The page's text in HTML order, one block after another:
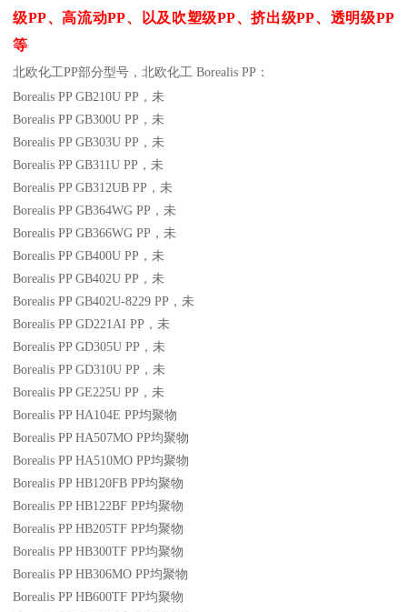
级PP、高流动PP、以及吹塑级PP、挤出级PP、透明级PP
等
北欧化工PP部分型号，北欧化工 Borealis PP：
Borealis PP GB210U PP ，未
Borealis PP GB300U PP ，未
Borealis PP GB303U PP ，未
Borealis PP GB311U PP ，未
Borealis PP GB312UB PP ，未
Borealis PP GB364WG PP ，未
Borealis PP GB366WG PP ，未
Borealis PP GB400U PP ，未
Borealis PP GB402U PP ，未
Borealis PP GB402U-8229 PP ，未
Borealis PP GD221AI PP ，未
Borealis PP GD305U PP ，未
Borealis PP GD310U PP ，未
Borealis PP GE225U PP ，未
Borealis PP HA104E PP均聚物
Borealis PP HA507MO PP均聚物
Borealis PP HA510MO PP均聚物
Borealis PP HB120FB PP均聚物
Borealis PP HB122BF PP均聚物
Borealis PP HB205TF PP均聚物
Borealis PP HB300TF PP均聚物
Borealis PP HB306MO PP均聚物
Borealis PP HB600TF PP均聚物